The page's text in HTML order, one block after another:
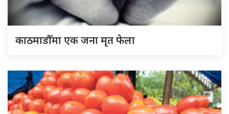
काठमाडौँमा एक जना मृत फेला